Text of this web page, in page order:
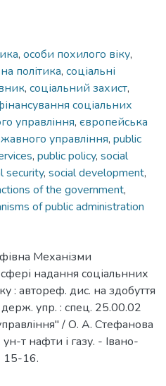
, особи похилого віку,
політика, соціальні
, соціальний захист,
соціальних
управління, європейська
управління, public
, public policy, social
security, social development,
of the government,
of public administration
Механізми
надання соціальнних
: автореф. дис. на здобуття
держ. упр. : спец. 25.00.02
/ О. А. Стефанова
т нафти і газу. - Івано-
15-16.